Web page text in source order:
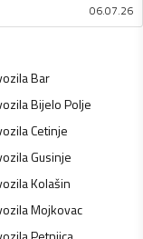
06.07.26
Bar
Bijelo Polje
Cetinje
Gusinje
Kolašin
Mojkovac